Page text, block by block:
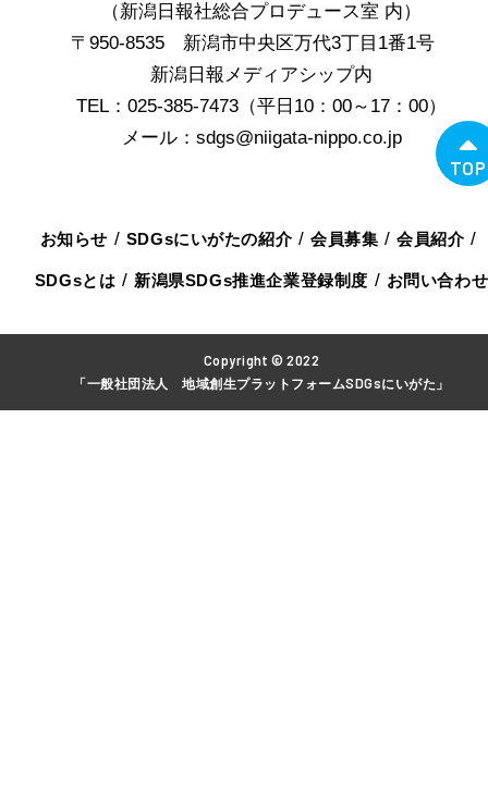
TOP
（新潟日報社総合プロデュース室 内）
〒950-8535 新潟市中央区万代3丁目1番1号
新潟日報メディアシップ内
TEL：025-385-7473（平日10：00～17：00）
メール：sdgs@niigata-nippo.co.jp
お知らせ SDGsにいがたの紹介 会員募集 会員紹介
SDGsとは 新潟県SDGs推進企業登録制度 お問い合わせ
Copyright © 2022
「一般社団法人 地域創生プラットフォームSDGsにいがた」